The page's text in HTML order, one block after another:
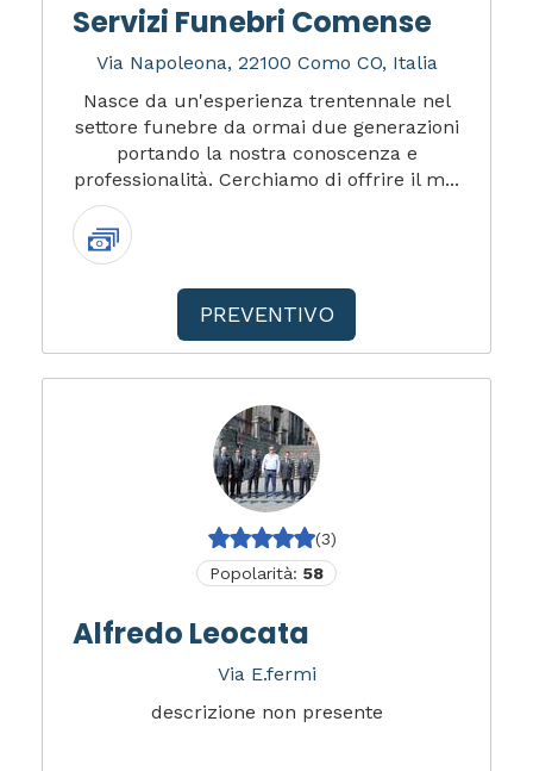
Servizi Funebri Comense
Via Napoleona, 22100 Como CO, Italia
Nasce da un'esperienza trentennale nel
settore funebre da ormai due generazioni
portando la nostra conoscenza e
professionalità. Cerchiamo di offrire il m...
PREVENTIVO
(3)
Popolarità: 58
Alfredo Leocata
Via E.fermi
descrizione non presente